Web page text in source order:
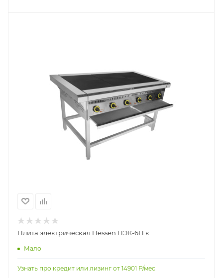
Плита электрическая Hessen ПЭК-6П к
Мало
Узнать про кредит или лизинг от 14901 Р/мес